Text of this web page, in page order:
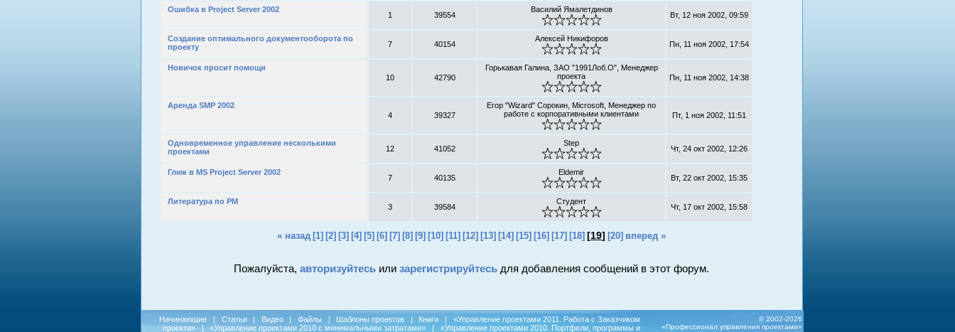
Ошибка в Project Server 2002
1 39554
Василий Ямалетдинов
Вт, 12 ноя 2002, 09:59
Создание оптимального документооборота по
проекту
7 40154
Алексей Никифоров
Пн, 11 ноя 2002, 17:54
Новичок просит помощи
10
42790
Горькавая Галина, ЗАО "1991Лоб.О", Менеджер
проекта
Пн, 11 ноя 2002, 14:38
Аренда SMP 2002
4
39327
Егор "Wizard" Сорокин, Microsoft, Менеджер по
работе с корпоративными клиентами
Пт, 1 ноя 2002, 11:51
Одновременное управление несколькими
проектами
12 41052
Step
Чт, 24 окт 2002, 12:26
Глюк в MS Project Server 2002
7 40135
Eldemir
Вт, 22 окт 2002, 15:35
Литература по PM
3 39584
Студент
Чт, 17 окт 2002, 15:58
« назад [1] [2] [3] [4] [5] [6] [7] [8] [9] [10] [11] [12] [13] [14] [15] [16] [17] [18] [19] [20] вперед »
Пожалуйста, авторизуйтесь или зарегистрируйтесь для добавления сообщений в этот форум.
Начинающие | Статьи | Видео | Файлы | Шаблоны проектов | Книги |
«Управление проектами 2011. Работа с Заказчиком
проекта»
| «Управление проектами 2010 с минимальными затратами» | «Управление проектами 2010. Портфели, программы и
© 2002-2026
«Профессионал управления проектами»